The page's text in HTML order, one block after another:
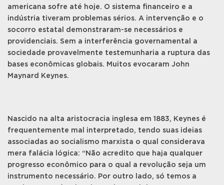
americana sofre até hoje. O sistema financeiro e a
indústria tiveram problemas sérios. A intervenção e o
socorro estatal demonstraram-se necessários e
providenciais. Sem a interferência governamental a
sociedade provavelmente testemunharia a ruptura das
bases econômicas globais. Muitos evocaram John
Maynard Keynes.
Nascido na alta aristocracia inglesa em 1883, Keynes é
frequentemente mal interpretado, tendo suas ideias
associadas ao socialismo marxista o qual considerava
mera falácia lógica: “Não acredito que haja qualquer
progresso econômico para o qual a revolução seja um
instrumento necessário. Por outro lado, só temos a